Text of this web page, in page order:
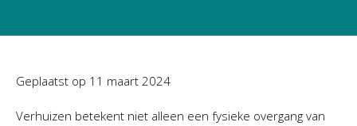
Geplaatst op 11 maart 2024
Verhuizen betekent niet alleen een fysieke overgang van